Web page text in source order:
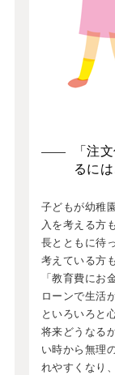
「注
るに
子どもが幼稚
入を考える方
長とともに待
考えている方
「教育費に
ローンで生活
といろいろと
将来どうなる
い時から無理
れやすくなり